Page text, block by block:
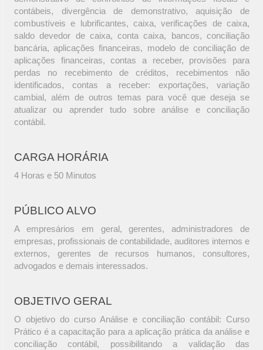
contábeis, divergência de demonstrativo, aquisição de
combustíveis e lubrificantes, caixa, verificações de caixa,
saldo devedor de caixa, conta caixa, bancos, conciliação
bancária, aplicações financeiras, modelo de conciliação de
aplicações financeiras, contas a receber, provisões para
perdas no recebimento de créditos, recebimentos não
identificados, contas a receber: exportações, variação
cambial, além de outros temas para você que deseja se
atualizar ou aprender tudo sobre análise e conciliação
contábil.
CARGA HORÁRIA
4 Horas e 50 Minutos
PÚBLICO ALVO
A empresários em geral, gerentes, administradores de
empresas, profissionais de contabilidade, auditores internos e
externos, gerentes de recursos humanos, consultores,
advogados e demais interessados.
OBJETIVO GERAL
O objetivo do curso Análise e conciliação contábil: Curso
Prático é a capacitação para a aplicação prática da análise e
conciliação contábil, possibilitando a validação das